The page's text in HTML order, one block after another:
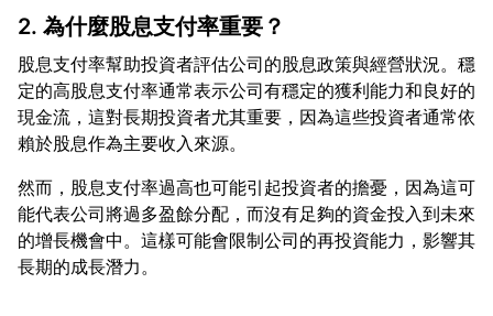
2. 為什麼股息支付率重要？
股息支付率幫助投資者評估公司的股息政策與經營狀況。穩
定的高股息支付率通常表示公司有穩定的獲利能力和良好的
現金流，這對長期投資者尤其重要，因為這些投資者通常依
然而，股息支付率過高也可能引起投資者的擔憂，因為這可
能代表公司將過多盈餘分配，而沒有足夠的資金投入到未來
的增長機會中。這樣可能會限制公司的再投資能力，影響其